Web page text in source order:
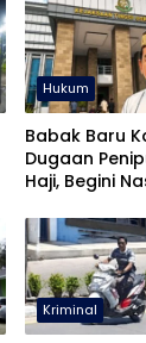
Hukum
Babak Baru
Dugaan
Haji, Begini
Kriminal